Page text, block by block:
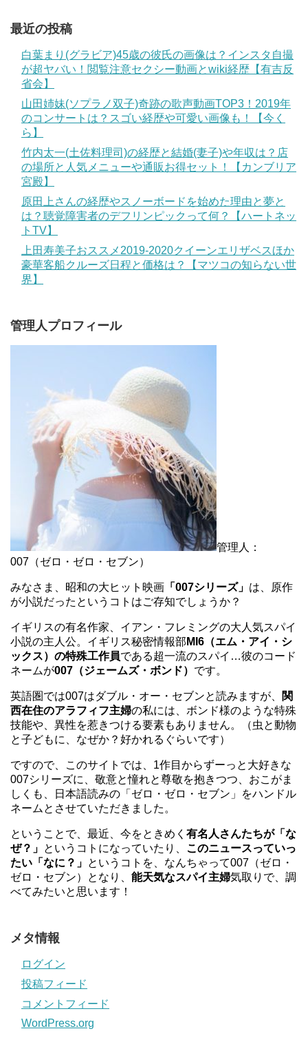
最近の投稿
白葉まり(グラビア)45歳の彼氏の画像は？インスタ自撮
が超ヤバい！閲覧注意セクシー動画とwiki経歴【有吉反
省会】
山田姉妹(ソプラノ双子)奇跡の歌声動画TOP3！2019年
のコンサートは？スゴい経歴や可愛い画像も！【今く
ら】
竹内太一(土佐料理司)の経歴と結婚(妻子)や年収は？店
の場所と人気メニューや通販お得セット！【カンブリア
宮殿】
原田上さんの経歴やスノーボードを始めた理由と夢と
は？聴覚障害者のデフリンピックって何？【ハートネッ
トTV】
上田寿美子おススメ2019-2020クイーンエリザベスほか
豪華客船クルーズ日程と価格は？【マツコの知らない世
界】
管理人プロフィール
管理人：
007（ゼロ・ゼロ・セブン）
みなさま、昭和の大ヒット映画 「007シリーズ」 は、原作
が小説だったというコトはご存知でしょうか？
イギリスの有名作家、イアン・フレミングの大人気スパイ
小説の主人公。イギリス秘密情報部 MI6（エム・アイ・シ
ックス）の特殊工作員である超一流のスパイ…彼のコード
ネームが007（ジェームズ・ボンド） です。
英語圏では007はダブル・オー・セブンと読みますが、
関
西在住のアラフィフ主婦の私には、ボンド様のような特殊
技能や、異性を惹きつける要素もありません。（虫と動物
と子どもに、なぜか？好かれるぐらいです）
ですので、このサイトでは、1作目からずーっと大好きな
007シリーズに、敬意と憧れと尊敬を抱きつつ、おこがま
しくも、日本語読みの「ゼロ・ゼロ・セブン」をハンドル
ネームとさせていただきました。
ということで、最近、今をときめく 有名人さんたちが「な
ぜ？」 というコトになっていたり、 このニュースっていっ
たい「なに？」 というコトを、なんちゃって007（ゼロ・
ゼロ・セブン）となり、 能天気なスパイ主婦気取りで、調
べてみたいと思います！
メタ情報
ログイン
投稿フィード
コメントフィード
WordPress.org